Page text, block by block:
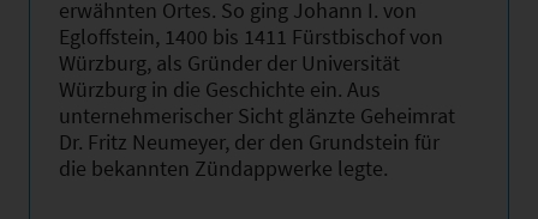
erwähnten Ortes. So ging Johann I. von
Egloffstein, 1400 bis 1411 Fürstbischof von
Würzburg, als Gründer der Universität
Würzburg in die Geschichte ein. Aus
unternehmerischer Sicht glänzte Geheimrat
Dr. Fritz Neumeyer, der den Grundstein für
die bekannten Zündappwerke legte.